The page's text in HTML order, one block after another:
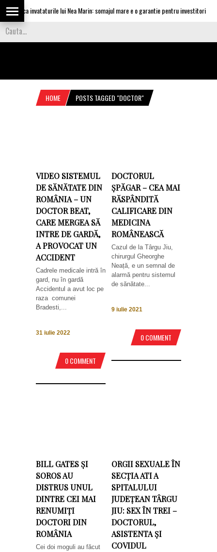
aplica invataturile lui Nea Marin: somajul mare e o garantie pentru investitori
HOME POSTS TAGGED "DOCTOR"
VIDEO SISTEMUL
DE SĂNĂTATE DIN
ROMÂNIA – UN
DOCTOR BEAT,
CARE MERGEA SĂ
INTRE DE GARDĂ,
A PROVOCAT UN
ACCIDENT
Cadrele medicale intră în
gard, nu în gardă
Accidentul a avut loc pe
raza comunei
Bradesti,...
31 iulie 2022
0 COMMENT
DOCTORUL
ȘPĂGAR – CEA MAI
RĂSPÂNDITĂ
CALIFICARE DIN
MEDICINA
ROMÂNEASCĂ
Cazul de la Târgu Jiu,
chirurgul Gheorghe
Neață, e un semnal de
alarmă pentru sistemul
de sănătate...
9 iulie 2021
0 COMMENT
BILL GATES ȘI
SOROS AU
DISTRUS UNUL
DINTRE CEI MAI
RENUMIȚI
DOCTORI DIN
ROMÂNIA
Cei doi moguli au făcut
ORGII SEXUALE ÎN
SECȚIA ATI A
SPITALULUI
JUDEȚEAN TÂRGU
JIU: SEX ÎN TREI –
DOCTORUL,
ASISTENTA ȘI
COVIDUL